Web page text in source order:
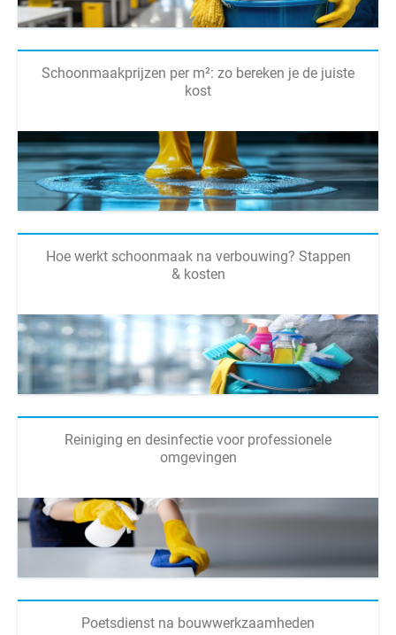
Schoonmaakprijzen per m²: zo bereken je de juiste
kost
Hoe werkt schoonmaak na verbouwing? Stappen
& kosten
Reiniging en desinfectie voor professionele
omgevingen
Poetsdienst na bouwwerkzaamheden